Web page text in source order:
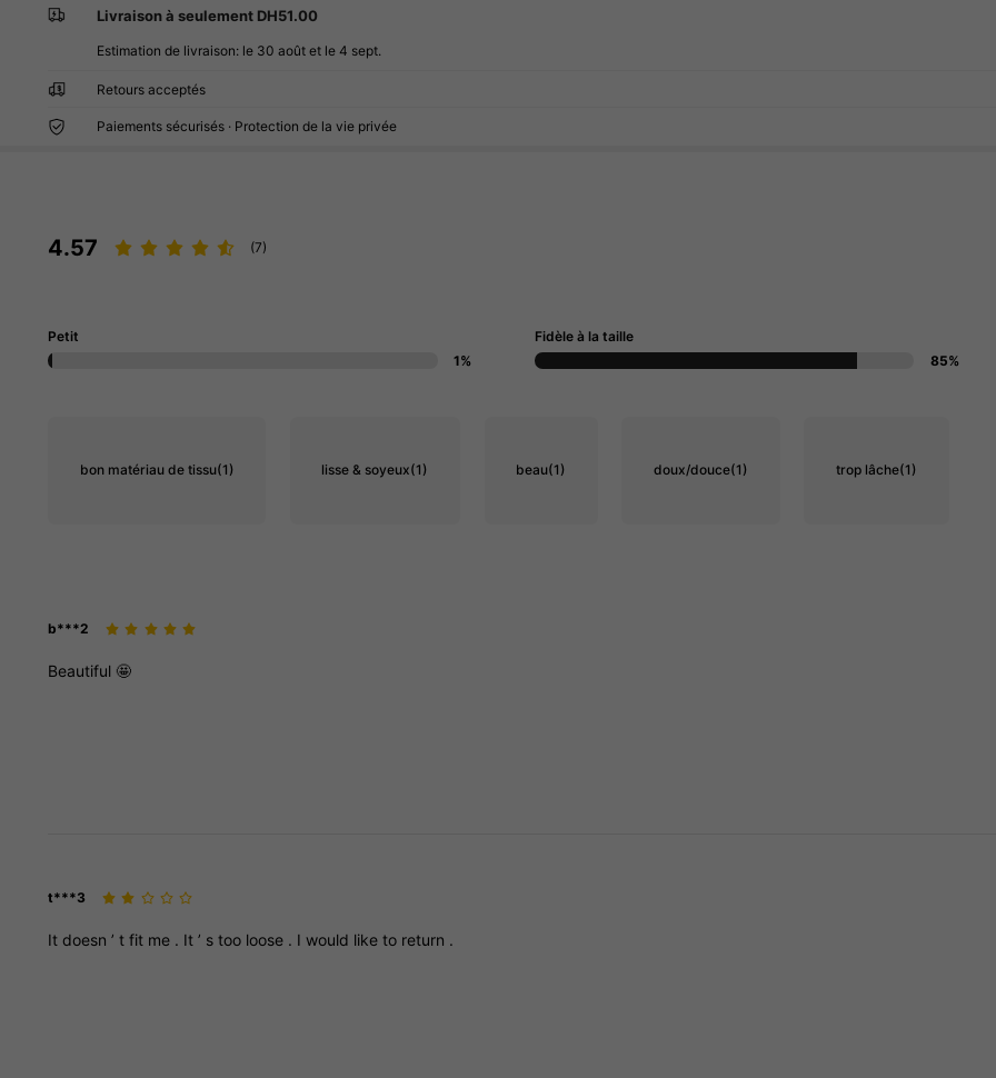
Livraison à seulement DH51.00
Estimation de livraison: le 30 août et le 4 sept.
Retours acceptés
Paiements sécurisés · Protection de la vie privée
4.57 (7)
Petit
1%
Fidèle à la taille
85%
bon matériau de tissu(1) lisse & soyeux(1) beau(1) doux/douce(1) trop lâche(1)
b***2
Beautiful 🤩
t***3
It doesn ’ t fit me . It ’ s too loose . I would like to return .